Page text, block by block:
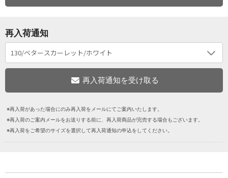
再入荷通知
※再入荷があった場合にのみ再入荷をメールにてご案内いたします。
※再入荷のご案内メールをお送りする前に、再入荷商品が完売する場合もございます。
※再入荷をご希望のサイズを選択して再入荷通知の申込をしてください。